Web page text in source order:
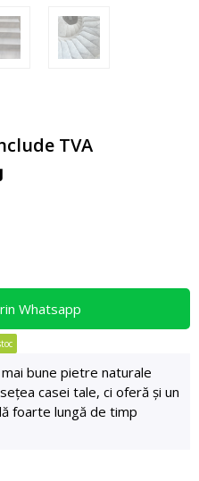
TVA
Whatsapp
bune pietre naturale
casei tale, ci oferă și un
foarte lungă de timp